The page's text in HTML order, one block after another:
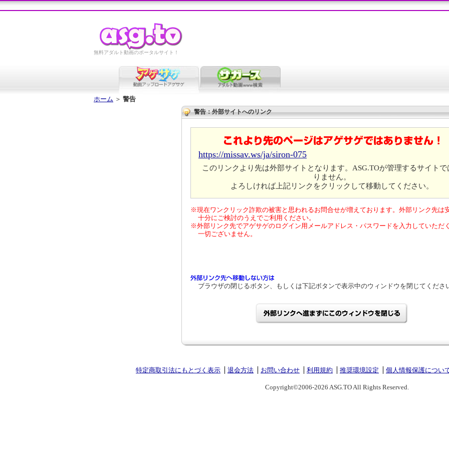
無料アダルト動画のポータルサイト！
ホーム ＞ 警告
警告：外部サイトへのリンク
https://missav.ws/ja/siron-075
このリンクより先は外部サイトとなります。ASG.TOが管理するサイトで
りません。
よろしければ上記リンクをクリックして移動してください。
※現在ワンクリック詐欺の被害と思われるお問合せが増えております。外部リンク先は
十分にご検討のうえでご利用ください。
※外部リンク先でアゲサゲのログイン用メールアドレス・パスワードを入力していただ
一切ございません。
ブラウザの閉じるボタン、もしくは下記ボタンで表示中のウィンドウを閉じてくださ
特定商取引法にもとづく表示 退会方法 お問い合わせ 利用規約 推奨環境設定 個人情報保護につい
Copyright©2006-2026 ASG.TO All Rights Reserved.